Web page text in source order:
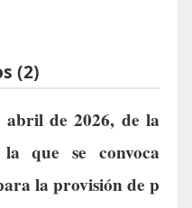
(2)
abril de 2026, de la
que se convoca
la provisión de p